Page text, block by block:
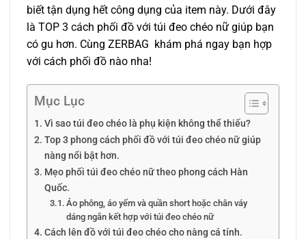
biết tận dụng hết công dụng của item này. Dưới đây
là TOP 3 cách phối đồ với túi đeo chéo nữ giúp bạn
có gu hơn. Cùng ZERBAG khám phá ngay bạn hợp
với cách phối đồ nào nha!
Mục Lục
Vì sao túi đeo chéo là phụ kiện không thể thiếu?
Top 3 phong cách phối đồ với túi đeo chéo nữ giúp
nàng nổi bật hơn.
Mẹo phối túi đeo chéo nữ theo phong cách Hàn
Quốc.
Áo phông, áo yếm và quần short hoặc chân váy
dáng ngắn kết hợp với túi đeo chéo nữ
Cách lên đồ với túi đeo chéo cho nàng cá tính.